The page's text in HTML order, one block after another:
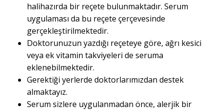
halihazırda bir reçete bulunmaktadır. Serum
uygulaması da bu reçete çerçevesinde
gerçekleştirilmektedir.
Doktorunuzun yazdığı reçeteye göre, ağrı kesici
veya ek vitamin takviyeleri de seruma
eklenebilmektedir.
Gerektiği yerlerde doktorlarımızdan destek
almaktayız.
Serum sizlere uygulanmadan önce, alerjik bir